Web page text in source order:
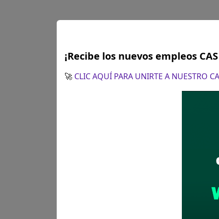
Lima ANALISTA
Título
24/04/
¡Recibe los nuevos empleos
🚀 CLIC AQUÍ PARA UNIRTE A NUESTRO